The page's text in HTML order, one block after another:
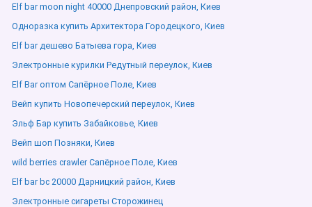
Elf bar moon night 40000 Днепровский район, Киев
Одноразка купить Архитектора Городецкого, Киев
Elf bar дешево Батыева гора, Киев
Электронные курилки Редутный переулок, Киев
Elf Bar оптом Сапёрное Поле, Киев
Вейп купить Новопечерский переулок, Киев
Эльф Бар купить Забайковье, Киев
Вейп шоп Позняки, Киев
wild berries crawler Сапёрное Поле, Киев
Elf bar bc 20000 Дарницкий район, Киев
Электронные сигареты Сторожинец